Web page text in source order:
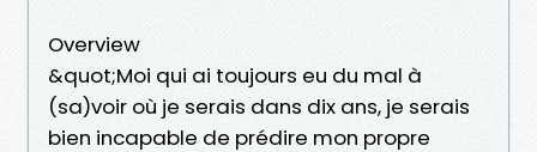
Overview
&quot;Moi qui ai toujours eu du mal à
(sa)voir où je serais dans dix ans, je serais
bien incapable de prédire mon propre